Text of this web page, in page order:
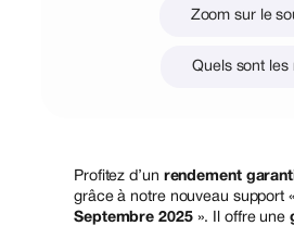
Zoom sur le
Quels sont les
Profitez d’un rendement
grâce à notre nouveau support «
Septembre 2025». Il offre une